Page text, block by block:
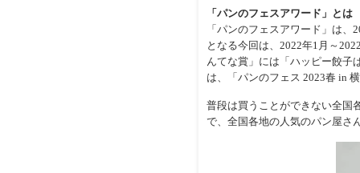
「パンのフェスアワード」とは
「パンのフェスアワード」は
となる今回は、2022年1月～
んてな賞」には「ハッピー餃子
は、「パンのフェス 2023春 in
普段は買うことができない全国
で、全国各地の人気のパン屋さ